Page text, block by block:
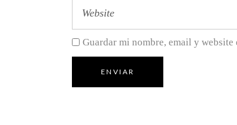
Guardar mi nombre, email y website
ENVIAR